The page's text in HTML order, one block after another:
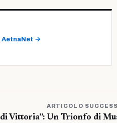
→
ARTICOLO
Vittoria”: Un Trionfo di